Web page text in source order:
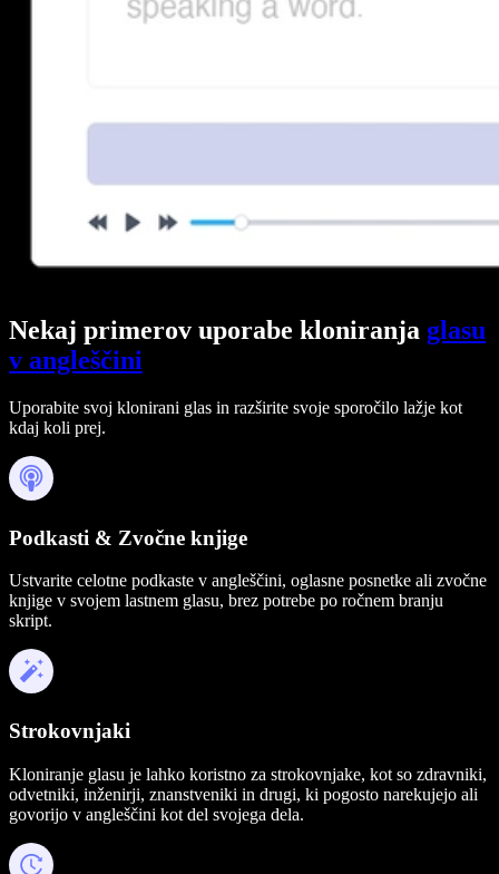
Nekaj primerov uporabe kloniranja glasu
v angleščini
Uporabite svoj klonirani glas in razširite svoje sporočilo lažje kot
kdaj koli prej.
Podkasti & Zvočne knjige
Ustvarite celotne podkaste v angleščini, oglasne posnetke ali zvočne
knjige v svojem lastnem glasu, brez potrebe po ročnem branju
skript.
Strokovnjaki
Kloniranje glasu je lahko koristno za strokovnjake, kot so zdravniki,
odvetniki, inženirji, znanstveniki in drugi, ki pogosto narekujejo ali
govorijo v angleščini kot del svojega dela.